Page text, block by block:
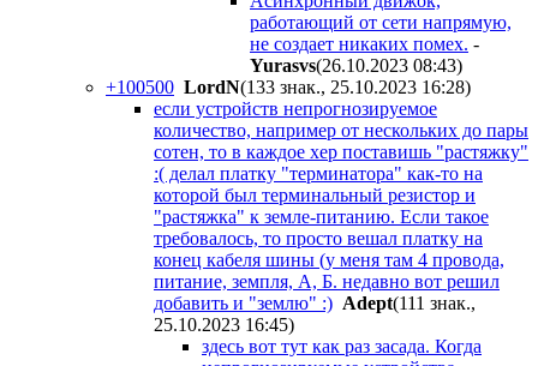
работающий от сети напрямую,
не создает никаких помех. -
Yurasvs(26.10.2023 08:43)
+100500 LordN(133 знак., 25.10.2023 16:28)
если устройств непрогнозируемое
количество, например от нескольких до пары
сотен, то в каждое хер поставишь "растяжку"
:( делал платку "терминатора" как-то на
которой был терминальный резистор и
"растяжка" к земле-питанию. Если такое
требовалось, то просто вешал платку на
конец кабеля шины (у меня там 4 провода,
питание, земпля, А, Б. недавно вот решил
добавить и "землю" :) Adept(111 знак.,
25.10.2023 16:45)
здесь вот тут как раз засада. Когда